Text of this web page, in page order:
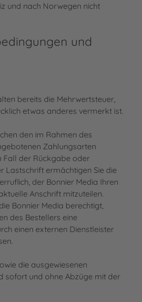
und nach Norwegen nicht
und
bereits die Mehrwertsteuer,
etwas anderes vermerkt ist.
den im Rahmen des
Zahlungsarten
Fall der Rückgabe oder
Lastschrift ermächtigen Sie die
der Bonnier Media Ihren
Anschrift mitzuteilen.
Bonnier Media berechtigt,
des Bestellers eine
einen externen Dienstleister
die ausgewiesenen
sofort und ohne Abzüge mit der